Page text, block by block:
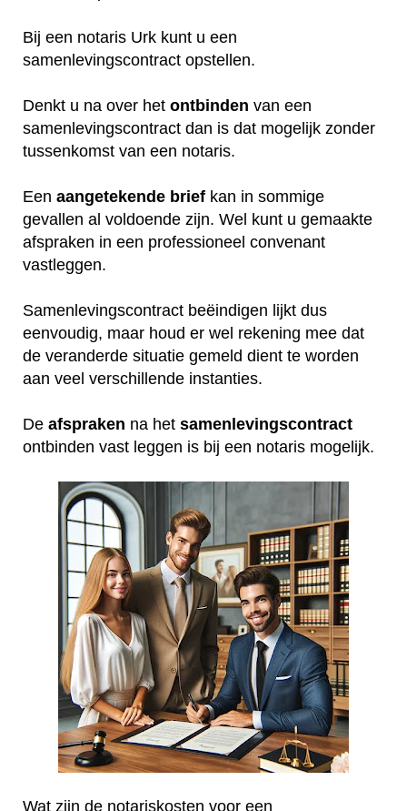
Bij een notaris Urk kunt u een
samenlevingscontract opstellen.
Denkt u na over het ontbinden van een
samenlevingscontract dan is dat mogelijk zonder
tussenkomst van een notaris.
Een aangetekende brief kan in sommige
gevallen al voldoende zijn. Wel kunt u gemaakte
afspraken in een professioneel convenant
vastleggen.
Samenlevingscontract beëindigen lijkt dus
eenvoudig, maar houd er wel rekening mee dat
de veranderde situatie gemeld dient te worden
aan veel verschillende instanties.
De afspraken na het samenlevingscontract
ontbinden vast leggen is bij een notaris mogelijk.
Wat zijn de notariskosten voor een